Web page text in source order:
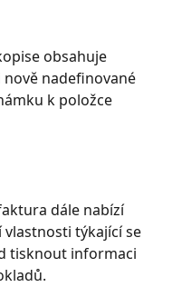
obsahuje
nadefinované
k položce
dále nabízí
týkající se
tisknout informaci